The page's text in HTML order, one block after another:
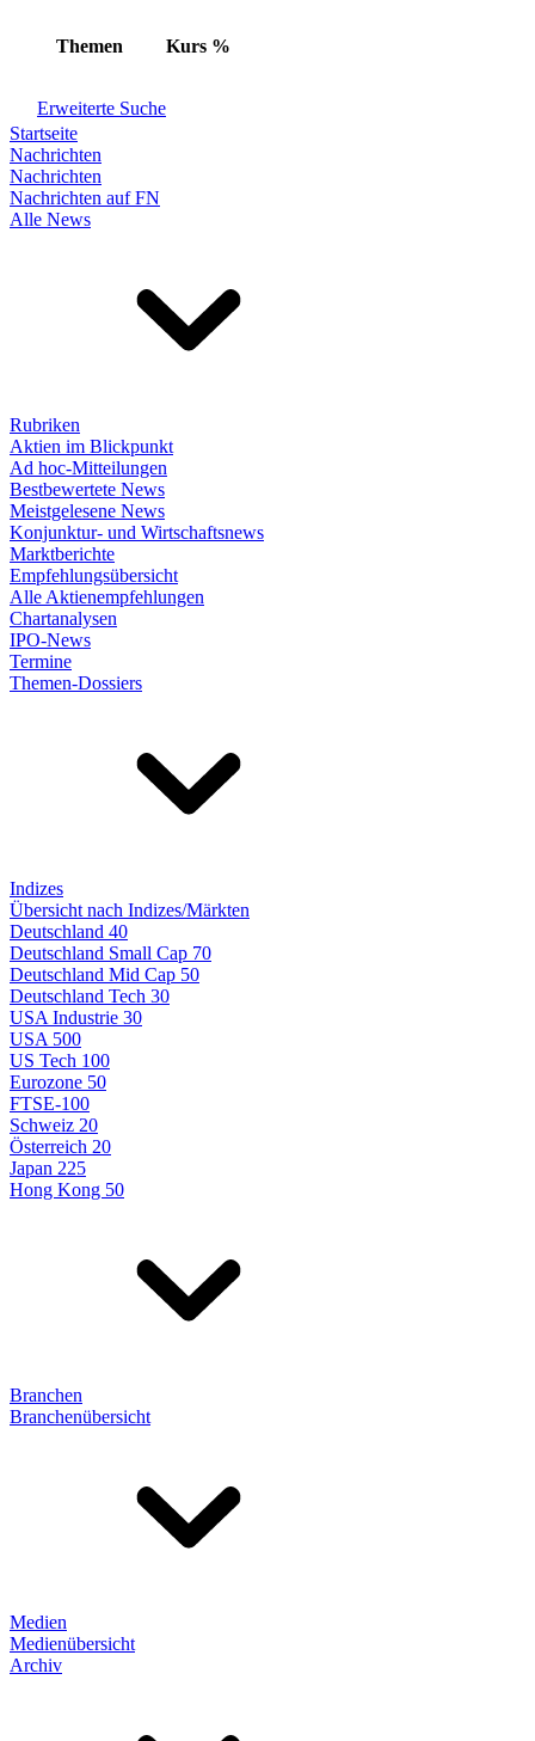
Themen Kurs %
Erweiterte Suche
Startseite
Nachrichten
Nachrichten
Nachrichten auf FN
Alle News
Rubriken
Aktien im Blickpunkt
Ad hoc-Mitteilungen
Bestbewertete News
Meistgelesene News
Konjunktur- und Wirtschaftsnews
Marktberichte
Empfehlungsübersicht
Alle Aktienempfehlungen
Chartanalysen
IPO-News
Termine
Themen-Dossiers
Indizes
Übersicht nach Indizes/Märkten
Deutschland 40
Deutschland Small Cap 70
Deutschland Mid Cap 50
Deutschland Tech 30
USA Industrie 30
USA 500
US Tech 100
Eurozone 50
FTSE-100
Schweiz 20
Österreich 20
Japan 225
Hong Kong 50
Branchen
Branchenübersicht
Medien
Medienübersicht
Archiv